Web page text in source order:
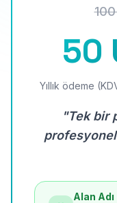
50
Yıllık ödeme
"Tek bir
profesyonel
Alan